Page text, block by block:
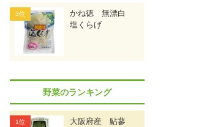
かね徳 無漂白
塩くらげ
野菜のランキング
大阪府産 鮎蓼